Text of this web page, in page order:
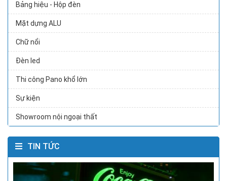
Bảng hiệu - Hộp đèn
Mặt dựng ALU
Chữ nổi
Đèn led
Thi công Pano khổ lớn
Sự kiện
Showroom nội ngoại thất
TIN TỨC